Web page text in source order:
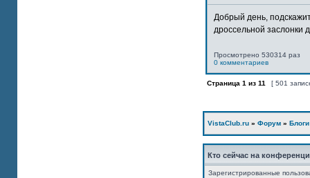
Добрый день,
дроссельной заслонки
Просмотрено 530314 раз
0 комментариев
Страница 1 из 11 [ 501
VistaClub.ru » Форум » Блоги
Кто сейчас на
Зарегистрированные